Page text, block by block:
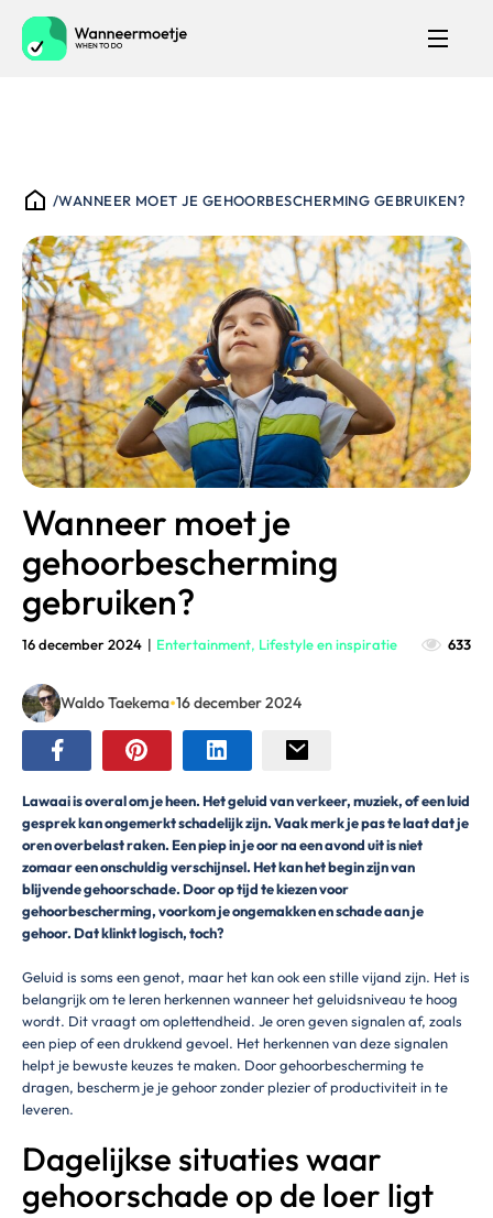
/WANNEER MOET JE GEHOORBESCHERMING GEBRUIKEN?
Wanneer moet je
gehoorbescherming
gebruiken?
16 december 2024 | Entertainment, Lifestyle en inspiratie 633
Waldo Taekema•16 december 2024
Lawaai is overal om je heen. Het geluid van verkeer, muziek, of een luid
gesprek kan ongemerkt schadelijk zijn. Vaak merk je pas te laat dat je
oren overbelast raken. Een piep in je oor na een avond uit is niet
zomaar een onschuldig verschijnsel. Het kan het begin zijn van
blijvende gehoorschade. Door op tijd te kiezen voor
gehoorbescherming, voorkom je ongemakken en schade aan je
gehoor. Dat klinkt logisch, toch?
Geluid is soms een genot, maar het kan ook een stille vijand zijn. Het is
belangrijk om te leren herkennen wanneer het geluidsniveau te hoog
wordt. Dit vraagt om oplettendheid. Je oren geven signalen af, zoals
een piep of een drukkend gevoel. Het herkennen van deze signalen
helpt je bewuste keuzes te maken. Door gehoorbescherming te
dragen, bescherm je je gehoor zonder plezier of productiviteit in te
leveren.
Dagelijkse situaties waar
gehoorschade op de loer ligt